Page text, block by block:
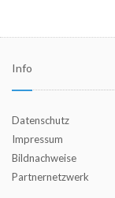
Info
Datenschutz
Impressum
Bildnachweise
Partnernetzwerk